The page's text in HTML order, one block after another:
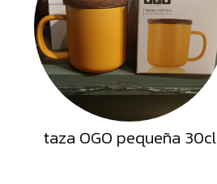
Frutos
Secos
Hierbas
Harinas
taza OGO pequeña 30cl